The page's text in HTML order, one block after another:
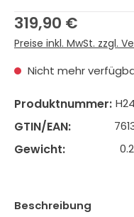
Regulärer Preis:
319,90 €
Preise inkl. MwSt. zzgl.
Nicht mehr
Produktnummer:
GTIN/EAN:
Gewicht:
Beschreibung